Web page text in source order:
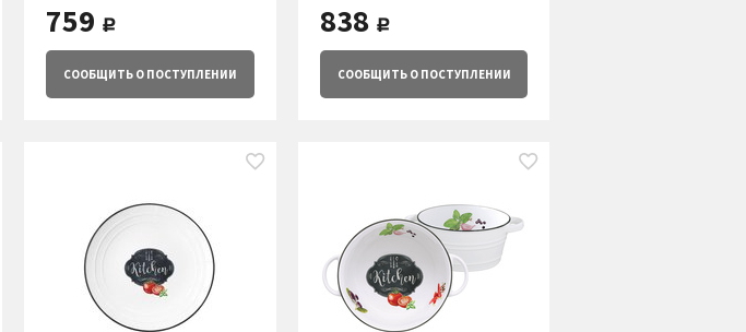
759 руб.
СООБЩИТЬО ПОСТУПЛЕНИИ
838 руб.
СООБЩИТЬО ПОСТУПЛЕНИИ